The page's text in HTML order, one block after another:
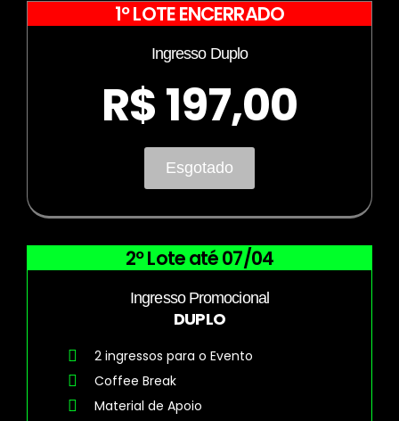
1º LOTE ENCERRADO
Ingresso Duplo
R$ 197,00
Esgotado
2º Lote até 07/04
Ingresso Promocional
DUPLO
2 ingressos para o Evento
Coffee Break
Material de Apoio